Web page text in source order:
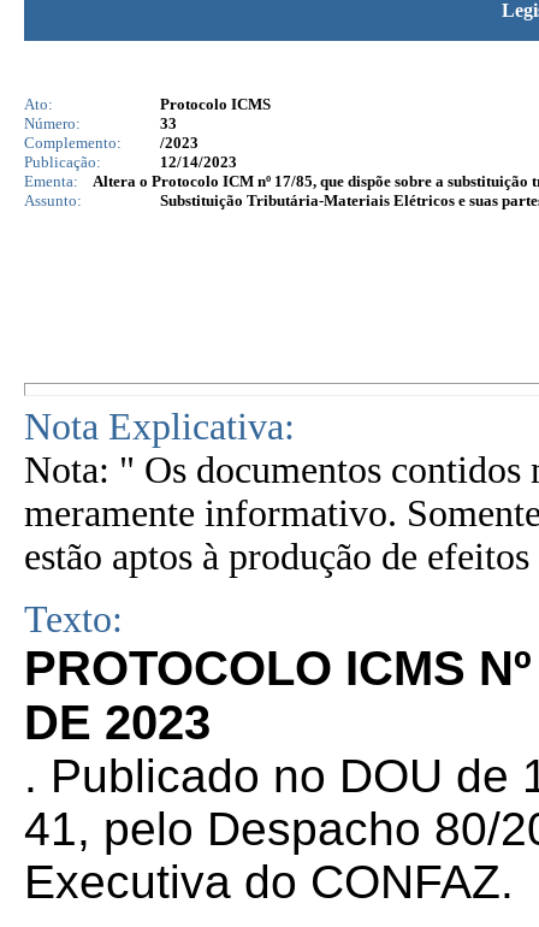
Ato:
Protocolo ICMS
Número:
33
Complemento:
/2023
Publicação:
12/14/2023
Ementa:
Altera o Protocolo ICM nº 17/85, que dispõe sobre a
Assunto:
Substituição Tributária-Materiais Elétricos e suas
Nota Explicativa:
Nota: " Os documentos contidos
meramente informativo.
estão aptos à produção de
Texto:
PROTOCOLO ICMS
DE 2023
. Publicado no DOU de
41, pelo Despacho 80/
Executiva do CONFAZ.